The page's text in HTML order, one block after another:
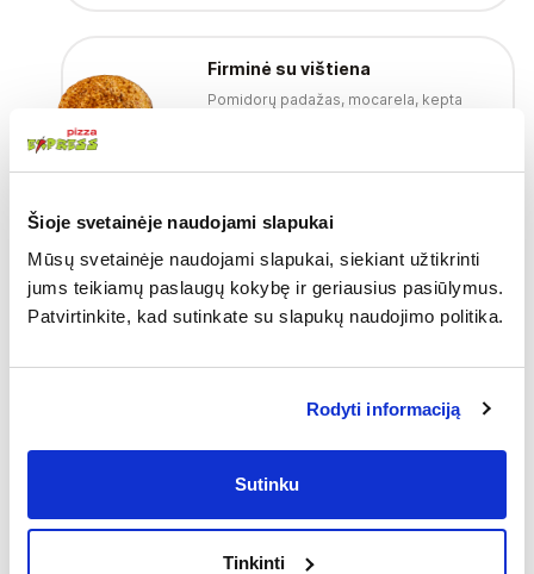
Šioje svetainėje naudojami slapukai
Mūsų svetainėje naudojami slapukai, siekiant užtikrinti
jums teikiamų paslaugų kokybę ir geriausius pasiūlymus.
Patvirtinkite, kad sutinkate su slapukų naudojimo politika.
Rodyti informaciją
Sutinku
Tinkinti
Firminė su vištiena
Pomidorų padažas, mocarela, kepta
Akapulko
Pomidorų padažas, mocarela, virtas
jautienos kumpis, pievagrybiai, jalapeno
aitriosios paprikos, aštrus padažas
dešra, pievagrybiai, konservuoti
€ 11.00